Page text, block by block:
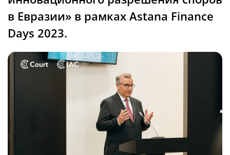
в Евразии» в рамках Astana Finance
Days 2023.